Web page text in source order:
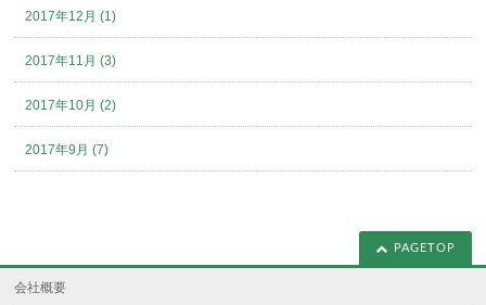
2017年12月 (1)
2017年11月 (3)
2017年10月 (2)
2017年9月 (7)
PAGETOP
会社概要